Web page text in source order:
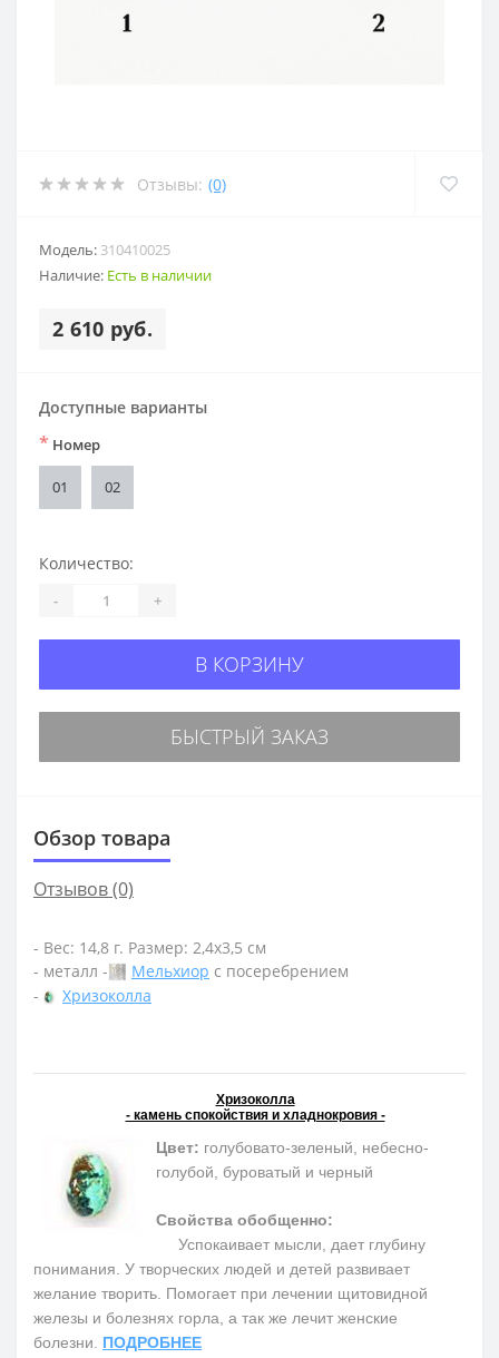
Отзывы: (0)
Модель: 310410025
Наличие: Есть в наличии
2 610 руб.
Доступные варианты
* Номер
01 02
Количество:
- +
В КОРЗИНУ
БЫСТРЫЙ ЗАКАЗ
Обзор товара
Отзывов (0)
- Вес: 14,8 г. Размер: 2,4х3,5 см
- металл -
Мельхиор с посеребрением
-
Хризоколла
Хризоколла
- камень спокойствия и хладнокровия -
Цвет: голубовато-зеленый, небесно-
голубой, буроватый и черный
Свойства обобщенно:
Успокаивает мысли, дает глубину
понимания. У творческих людей и детей развивает
желание творить. Помогает при лечении щитовидной
железы и болезнях горла, а так же лечит женские
болезни. ПОДРОБНЕЕ